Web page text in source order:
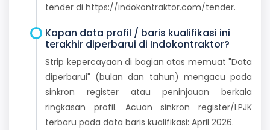
tender di https://indokontraktor.com/tender.
Kapan data profil / baris kualifikasi ini
terakhir diperbarui di Indokontraktor?
Strip kepercayaan di bagian atas memuat "Data
diperbarui" (bulan dan tahun) mengacu pada
sinkron register atau peninjauan berkala
ringkasan profil. Acuan sinkron register/LPJK
terbaru pada data baris kualifikasi: April 2026.